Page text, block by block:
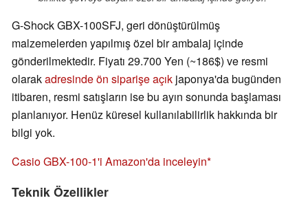
G-Shock GBX-100SFJ, geri dönüştürülmüş
malzemelerden yapılmış özel bir ambalaj içinde
gönderilmektedir. Fiyatı 29.700 Yen (~186$) ve resmi
olarakadresinde ön siparişe açık japonya'da bugünden
itibaren, resmi satışların ise bu ayın sonunda başlaması
planlanıyor. Henüz küresel kullanılabilirlik hakkında bir
bilgi yok.
Casio GBX-100-1'i Amazon'da inceleyin
Teknik Özellikler